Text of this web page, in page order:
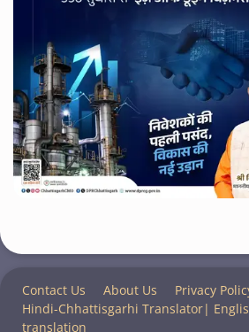
Contact Us About Us
Privacy
Hindi-Chhattisgarhi Translator|
translation